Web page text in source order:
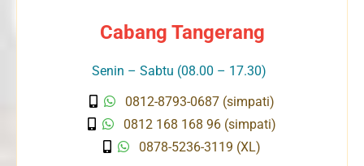
Cabang Tangerang
Senin – Sabtu (08.00 – 17.30)
0812-8793-0687 (simpati)
0812 168 168 96 (simpati)
0878-5236-3119 (XL)